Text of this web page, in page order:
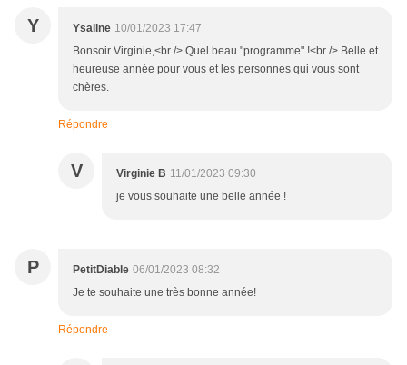
Y Ysaline 10/01/2023 17:47
Bonsoir Virginie,<br /> Quel beau "programme" !<br /> Belle et
heureuse année pour vous et les personnes qui vous sont
chères.
Répondre
V Virginie B 11/01/2023 09:30
je vous souhaite une belle année !
P PetitDiable 06/01/2023 08:32
Je te souhaite une très bonne année!
Répondre